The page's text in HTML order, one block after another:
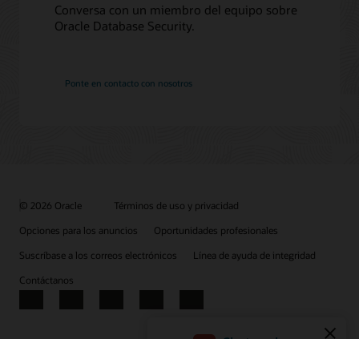
Conversa con un miembro del equipo sobre
Oracle Database Security.
Ponte en contacto con nosotros
© 2026 Oracle
Términos de uso y privacidad
Opciones para los anuncios
Oportunidades profesionales
Suscríbase a los correos electrónicos
Línea de ayuda de integridad
Contáctanos
Facebook
X LinkedInYouTubeInstagram